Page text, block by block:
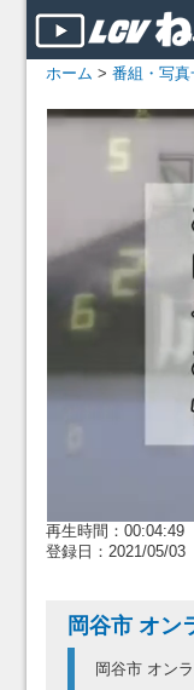
ホーム > 番組・写真
再生時間：
登録日：2021/05/03
岡谷市 オン
岡谷市 オン